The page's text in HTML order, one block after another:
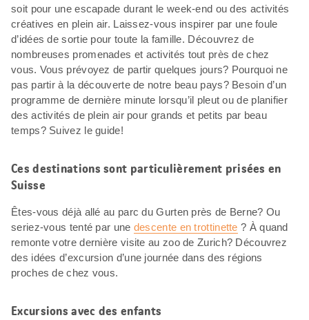
soit pour une escapade durant le week-end ou des activités
créatives en plein air. Laissez-vous inspirer par une foule
d’idées de sortie pour toute la famille. Découvrez de
nombreuses promenades et activités tout près de chez
vous. Vous prévoyez de partir quelques jours? Pourquoi ne
pas partir à la découverte de notre beau pays? Besoin d’un
programme de dernière minute lorsqu’il pleut ou de planifier
des activités de plein air pour grands et petits par beau
temps? Suivez le guide!
Ces destinations sont particulièrement prisées en
Suisse
Êtes-vous déjà allé au parc du Gurten près de Berne? Ou
seriez-vous tenté par une descente en trottinette ? À quand
remonte votre dernière visite au zoo de Zurich? Découvrez
des idées d’excursion d’une journée dans des régions
proches de chez vous.
Excursions avec des enfants